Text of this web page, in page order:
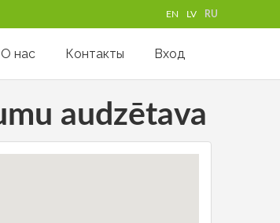
EN LV RU
О нас Контакты Вход
audzētava